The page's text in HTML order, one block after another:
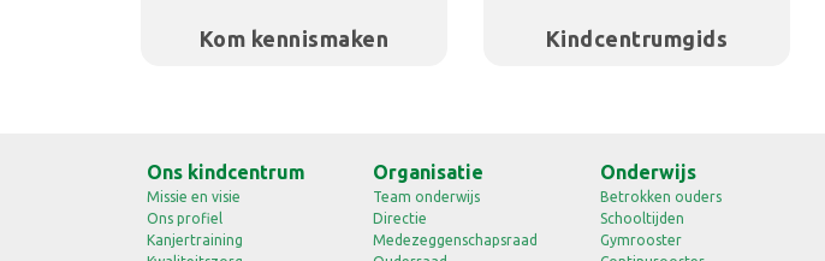
Kom kennismaken Kindcentrumgids
Ons kindcentrum
Missie en visie
Ons profiel
Kanjertraining
Organisatie
Team onderwijs
Directie
Medezeggenschapsraad
Onderwijs
Betrokken ouders
Schooltijden
Gymrooster